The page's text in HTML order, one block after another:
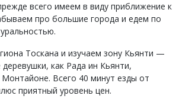
всего имеем в виду приближение к
про большие города и едем по
Тоскана и изучаем зону Кьянти —
как Рада ин Кьянти,
Всего 40 минут езды от
приятный уровень цен.